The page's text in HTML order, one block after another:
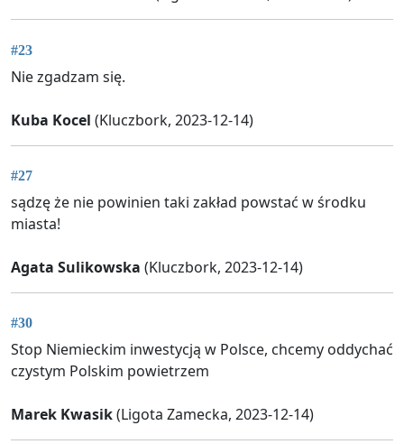
#23
Nie zgadzam się.
Kuba Kocel (Kluczbork, 2023-12-14)
#27
sądzę że nie powinien taki zakład powstać w środku
miasta!
Agata Sulikowska (Kluczbork, 2023-12-14)
#30
Stop Niemieckim inwestycją w Polsce, chcemy oddychać
czystym Polskim powietrzem
Marek Kwasik(Ligota Zamecka, 2023-12-14)